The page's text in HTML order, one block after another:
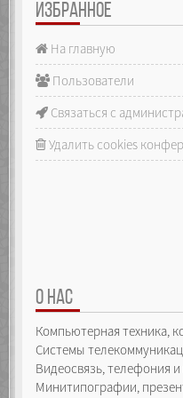
ИЗБРАННОЕ
На главную
Пользователи
Связаться с
Удалить cookies
О НАС
Компьютерная техника,
Системы
Видеосвязь, телефония
Минитипографии,